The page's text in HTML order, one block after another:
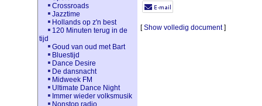
Crossroads
Jazztime
Hollands op z'n best
120 Minuten terug in de
tijd
Goud van oud met Bart
Bluestijd
Dance Desire
De dansnacht
Midweek FM
Ultimate Dance Night
Immer wieder volksmusik
Nonstop radio
[Show volledig document]